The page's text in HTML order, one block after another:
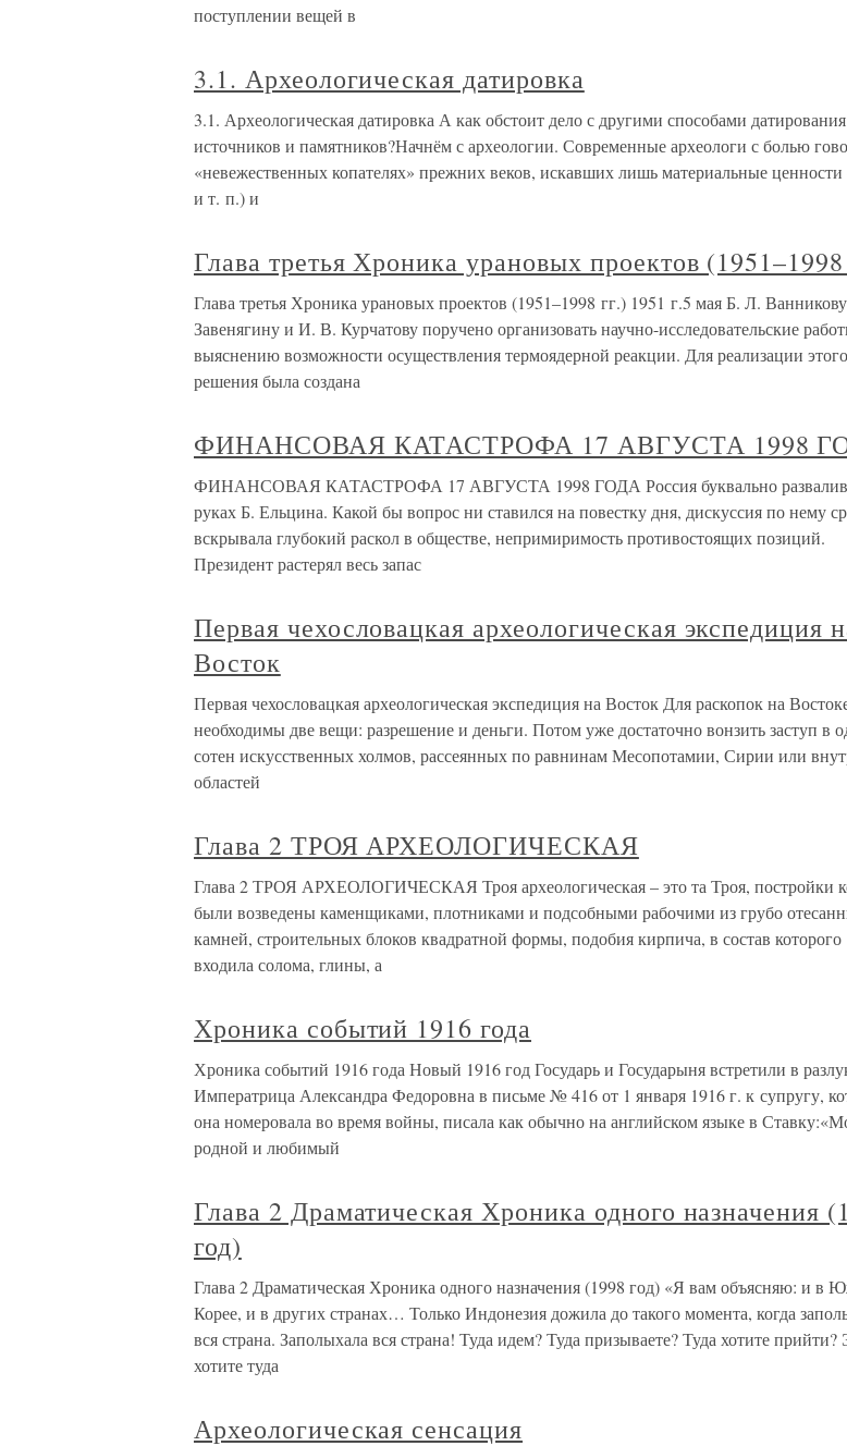
поступлении вещей в
3.1. Археологическая датировка
3.1. Археологическая датировка А как обстоит дело с другими способами датирования
источников и памятников?Начнём с археологии. Современные археологи с болью
«невежественных копателях» прежних веков, искавших лишь материальные ценности
и т. п.) и
Глава третья Хроника урановых проектов
Глава третья Хроника урановых проектов (1951–1998 гг.) 1951 г.5 мая Б. Л.
Завенягину и И. В. Курчатову поручено организовать научно-исследовательские
выяснению возможности осуществления термоядерной реакции. Для реализации этого
решения была создана
ФИНАНСОВАЯ КАТАСТРОФА 17 АВГУСТА 1998
ФИНАНСОВАЯ КАТАСТРОФА 17 АВГУСТА 1998 ГОДА Россия буквально
руках Б. Ельцина. Какой бы вопрос ни ставился на повестку дня, дискуссия по нему
вскрывала глубокий раскол в обществе, непримиримость противостоящих позиций.
Президент растерял весь запас
Первая чехословацкая археологическая экспедиция
Восток
Первая чехословацкая археологическая экспедиция на Восток Для раскопок на
необходимы две вещи: разрешение и деньги. Потом уже достаточно вонзить заступ в
сотен искусственных холмов, рассеянных по равнинам Месопотамии, Сирии или
областей
Глава 2 ТРОЯ АРХЕОЛОГИЧЕСКАЯ
Глава 2 ТРОЯ АРХЕОЛОГИЧЕСКАЯ Троя археологическая – это та Троя, постройки
были возведены каменщиками, плотниками и подсобными рабочими из грубо
камней, строительных блоков квадратной формы, подобия кирпича, в состав которого
входила солома, глины, а
Хроника событий 1916 года
Хроника событий 1916 года Новый 1916 год Государь и Государыня встретили в
Императрица Александра Федоровна в письме № 416 от 1 января 1916 г. к супругу,
она номеровала во время войны, писала как обычно на английском языке в
родной и любимый
Глава 2 Драматическая Хроника одного назначения
год)
Глава 2 Драматическая Хроника одного назначения (1998 год) «Я вам объясняю: и в
Корее, и в других странах… Только Индонезия дожила до такого момента, когда
вся страна. Заполыхала вся страна! Туда идем? Туда призываете? Туда хотите
хотите туда
Археологическая сенсация